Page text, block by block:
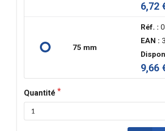
6,72
75 mm
Réf. :
EAN :
9,66
Quantité